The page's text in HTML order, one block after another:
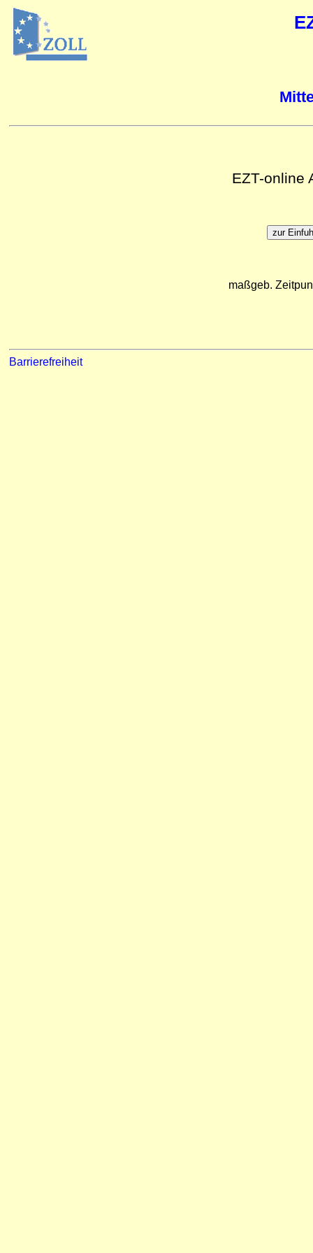
EZT-online
maßgeb.
Barrierefreiheit